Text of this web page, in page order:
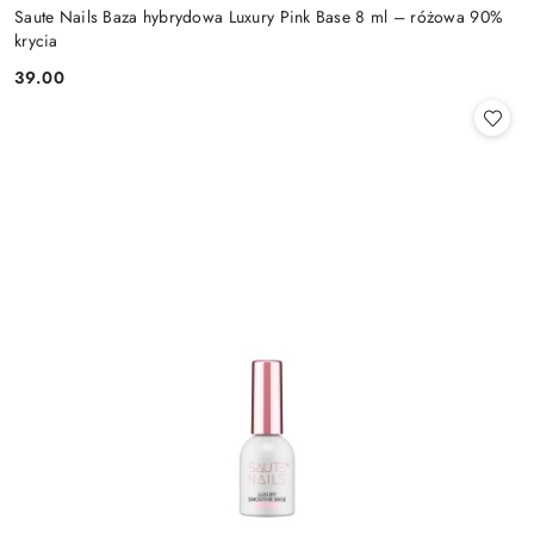
Saute Nails Baza hybrydowa Luxury Pink Base 8 ml – różowa 90%
krycia
Cena:
39.00